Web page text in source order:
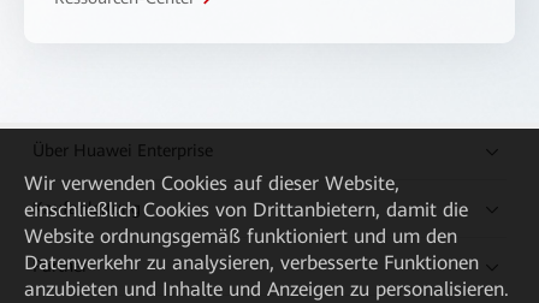
Über Huawei Enterprise
Kaufanleitung
Partner
Wir verwenden Cookies auf dieser Website,
einschließlich Cookies von Drittanbietern, damit die
Website ordnungsgemäß funktioniert und um den
Datenverkehr zu analysieren, verbesserte Funktionen
anzubieten und Inhalte und Anzeigen zu personalisieren.